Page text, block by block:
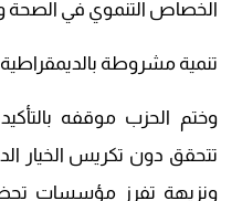
الخصاص التنموي في الصحة
تنمية مشروطة بالديمقراطية
وختم الحزب موقفه
تتحقق دون تكريس الخيار
ونزيهة تفرز مؤسسات